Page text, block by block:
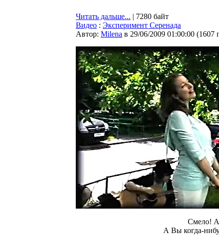
Читать дальше... | 7280 байт
Видео : Эксперимент Серенада
Автор: Milena в 29/06/2009 01:00:00 (1607
Смело!
А Вы когда-